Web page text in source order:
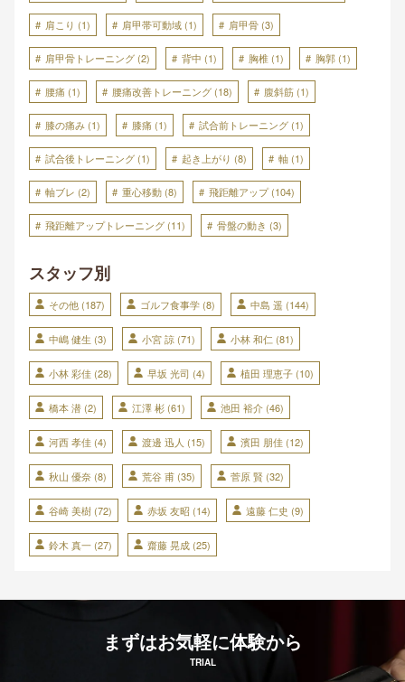
肩こり (1) 肩甲帯可動域 (1) 肩甲骨 (3)
肩甲骨トレーニング (2) 背中 (1) 胸椎 (1) 胸郭 (1)
腰痛 (1) 腰痛改善トレーニング (18) 腹斜筋 (1)
膝の痛み (1) 膝痛 (1) 試合前トレーニング (1)
試合後トレーニング (1) 起き上がり (8) 軸 (1)
軸ブレ (2) 重心移動 (8) 飛距離アップ(104)
飛距離アップトレーニング (11) 骨盤の動き (3)
スタッフ別
その他 (187) ゴルフ食事学 (8) 中島 遥 (144)
中嶋 健生 (3) 小宮 諒 (71) 小林 和仁 (81)
小林 彩佳 (28) 早坂 光司 (4) 植田 理恵子 (10)
橋本 潜 (2) 江澤 彬 (61) 池田 裕介 (46)
河西 孝佳 (4) 渡邊 迅人 (15) 濱田 朋佳 (12)
秋山 優奈 (8) 荒谷 甫 (35) 菅原 賢 (32)
谷崎 美樹 (72) 赤坂 友昭 (14) 遠藤 仁史 (9)
鈴木 真一 (27) 齋藤 晃成 (25)
まずはお気軽に体験から
TRIAL